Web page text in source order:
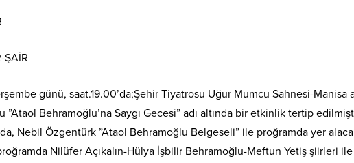
ŞAİR
günü, saat.19.00’da;Şehir Tiyatrosu Uğur Mumcu Sahnesi-
”Ataol Behramoğlu’na Saygı Gecesi” adı altında bir etkinlik tertip
Nebil Özgentürk ”Ataol Behramoğlu Belgeseli” ile proğramda yer
Nilüfer Açıkalın-Hülya İşbilir Behramoğlu-Meftun Yetiş şiirleri